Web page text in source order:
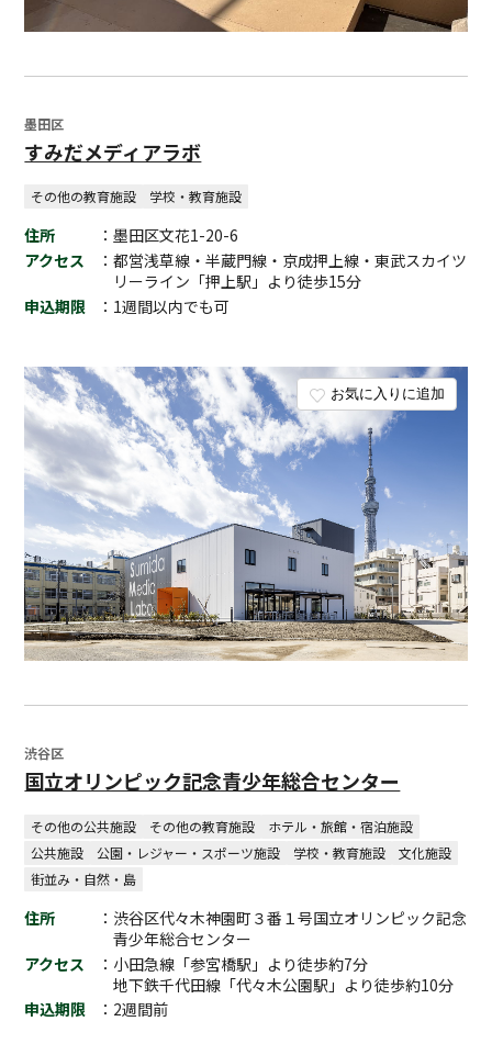
お気に入りに追加
墨田区
すみだメディアラボ
その他の教育施設 学校・教育施設
住所
：墨田区文花1-20-6
アクセス
：都営浅草線・半蔵門線・京成押上線・東武スカイツ
リーライン「押上駅」より徒歩15分
申込期限
：1週間以内でも可
渋谷区
国立オリンピック記念青少年総合センター
その他の公共施設 その他の教育施設
ホテル・旅館・宿泊施設
公共施設
公園・レジャー・スポーツ施設 学校・教育施設
文化施設
街並み・自然・島
住所
：渋谷区代々木神園町３番１号国立オリンピック記念
青少年総合センター
アクセス
：小田急線「参宮橋駅」より徒歩約7分
地下鉄千代田線「代々木公園駅」より徒歩約10分
申込期限
：2週間前